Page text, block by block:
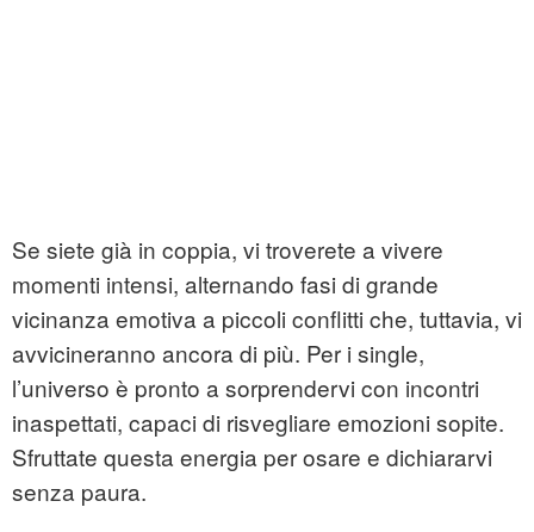
Se siete già in coppia, vi troverete a vivere
momenti intensi, alternando fasi di grande
vicinanza emotiva a piccoli conflitti che, tuttavia, vi
avvicineranno ancora di più. Per i single,
l’universo è pronto a sorprendervi con incontri
inaspettati, capaci di risvegliare emozioni sopite.
Sfruttate questa energia per osare e dichiararvi
senza paura.